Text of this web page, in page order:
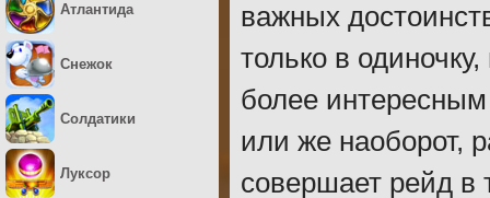
важных
только в
более интересным
или же наоборот,
совершает рейд в
Атлантида
Снежок
Солдатики
Луксор